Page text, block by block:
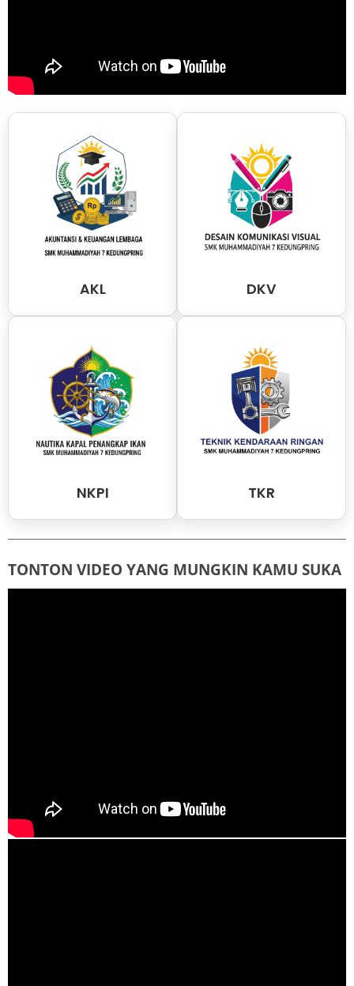
AKL DKV
NKPI TKR
TONTON VIDEO YANG MUNGKIN KAMU SUKA